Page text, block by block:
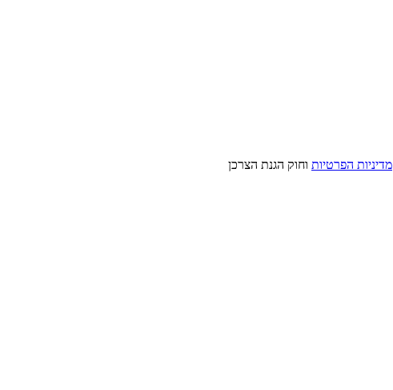
מדיניות הפרטיות וחוק הגנת הצרכן